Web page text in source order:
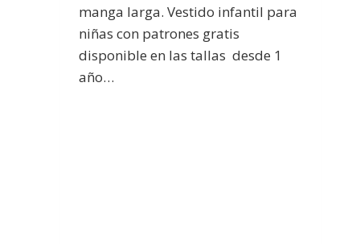
manga larga. Vestido infantil para
niñas con patrones gratis
disponible en las tallas desde 1
año…